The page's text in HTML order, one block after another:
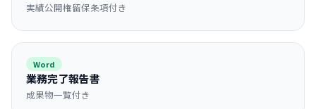
実績公開権留保条項付き
Word
業務完了報告書
成果物一覧付き